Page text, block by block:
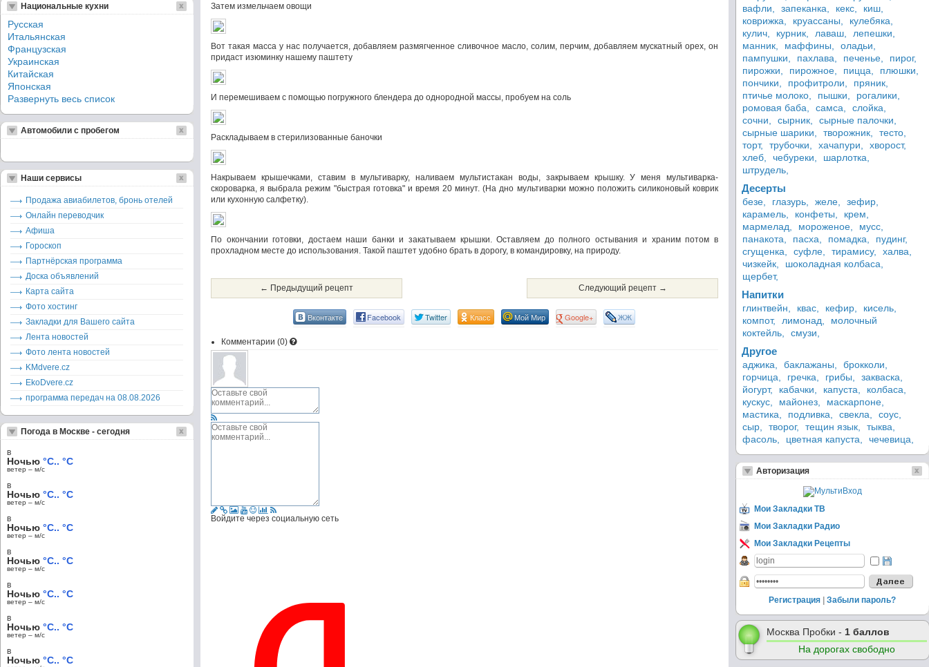
Затем измельчаем овощи
Вот такая масса у нас получается, добавляем размягченное сливочное масло, солим, перчим, добавляем мускатный орех, он
придаст изюминку нашему паштету
И перемешиваем с помощью погружного блендера до однородной массы, пробуем на соль
Раскладываем в стерилизованные баночки
Накрываем крышечками, ставим в мультиварку, наливаем мультистакан воды, закрываем крышку. У меня мультиварка-
скороварка, я выбрала режим "быстрая готовка" и время 20 минут. (На дно мультиварки можно положить силиконовый коврик
или кухонную салфетку).
По окончании готовки, достаем наши банки и закатываем крышки. Оставляем до полного остывания и храним потом в
прохладном месте до использования. Такой паштет удобно брать в дорогу, в командировку, на природу.
← Предыдущий рецепт Следующий рецепт →
Вконтакте Facebook Twitter Класс Мой Мир Google+ ЖЖ
Комментарии (0)
Войдите через социальную сеть
Национальные кухни
Русская
Итальянская
Французская
Украинская
Китайская
Японская
Развернуть весь список
Автомобили с пробегом
Наши сервисы
Продажа авиабилетов, бронь отелей
Онлайн переводчик
Афиша
Гороскоп
Партнёрская программа
Доска объявлений
Карта сайта
Фото хостинг
Закладки для Вашего сайта
Лента новостей
Фото лента новостей
KMdvere.cz
EkoDvere.cz
программа передач на 08.08.2026
Погода в Москве - сегодня
в
Ночью °C.. °C
ветер – м/c
в
Ночью °C.. °C
ветер – м/c
в
Ночью °C.. °C
ветер – м/c
в
Ночью °C.. °C
ветер – м/c
в
Ночью °C.. °C
ветер – м/c
в
Ночью °C.. °C
ветер – м/c
в
Ночью °C.. °C
вафли,
запеканка, кекс,
киш,
коврижка,
круассаны,
кулебяка,
кулич,
курник, лаваш,
лепешки,
манник,
маффины,
оладьи,
пампушки,
пахлава, печенье,
пирог,
пирожки,
пирожное, пицца,
плюшки,
пончики,
профитроли,
пряник,
птичье молоко,
пышки,
рогалики,
ромовая баба,
самса,
слойка,
сочни,
сырник,
сырные палочки,
сырные шарики,
творожник,
тесто,
торт,
трубочки, хачапури,
хворост,
хлеб,
чебуреки,
шарлотка,
штрудель,
Десерты
безе, глазурь, желе,
зефир,
карамель,
конфеты,
крем,
мармелад,
мороженое,
мусс,
панакота,
пасха, помадка,
пудинг,
сгущенка,
суфле, тирамису,
халва,
чизкейк,
шоколадная колбаса,
щербет,
Напитки
глинтвейн, квас, кефир,
кисель,
компот,
лимонад,
молочный
коктейль,
смузи,
Другое
аджика, баклажаны,
брокколи,
горчица,
гречка, грибы,
закваска,
йогурт,
кабачки, капуста,
колбаса,
кускус,
майонез,
маскарпоне,
мастика,
подливка, свекла,
соус,
сыр,
творог, тещин язык,
тыква,
фасоль,
цветная капуста, чечевица,
Авторизация
Мои Закладки ТВ
Мои Закладки Радио
Мои Закладки Рецепты
Регистрация Забыли пароль?
Москва Пробки - 1 баллов
На дорогах свободно